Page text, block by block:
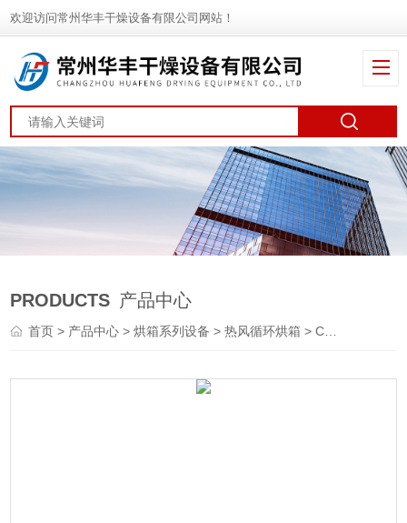
欢迎访问常州华丰干燥设备有限公司网站！
PRODUCTS 产品中心
首页> 产品中心 >烘箱系列设备 >热风循环烘箱 > CT-C花椒烘干机 烘箱